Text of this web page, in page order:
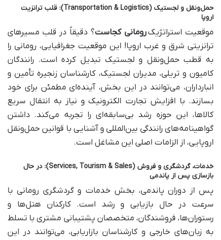
حمل‌ونقل و لجستیک (Transportation & Logistics): قلب ترانزیت
اروپا
موقعیت استراتژیکرومانی کجاست؟ دقیقاً در قلب مسیرهای
ترانزیتی شرق و غرب اروپا! این موقعیت جغرافیایی، رومانی را
به قطب حمل‌ونقل و لجستیک تبدیل کرده است. رانندگان
کامیون و تریلی، مدیران لجستیک، کارشناسان زنجیره تأمین و
انبارداران، می‌توانند در این بخش، آینده‌ای مطمئن برای خود
بسازند. با افزایش تجارت الکترونیک و نیاز به انتقال سریع
کالاها، این حوزه رشد بی‌سابقه‌ای را تجربه می‌کند. داشتن
گواهینامه‌های رانندگی بین‌المللی و آشنایی با قوانین حمل‌ونقل
اروپایی، از الزامات اصلی این مشاغل است.
خدمات، گردشگری و فروش (Services, Tourism & Sales): در حال
بازسازی پس از پاندمی
پس از دوران پاندمی، بخش خدمات و گردشگری رومانی با
سرعت در حال بازیابی و رشد است. کارکنان هتل‌ها و
رستوران‌ها، فروشندگان، متخصصان پشتیبانی مشتری با تسلط
به زبان‌های خارجی و کارشناسان بازاریابی، می‌توانند در این